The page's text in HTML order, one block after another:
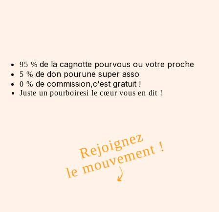
95 % de la cagnotte pourvous ou votre proche
5 % de don pourune super asso
0 % de commission,c'est gratuit !
Juste un pourboiresi le cœur vous en dit !
Rejoignez
le mouvement !